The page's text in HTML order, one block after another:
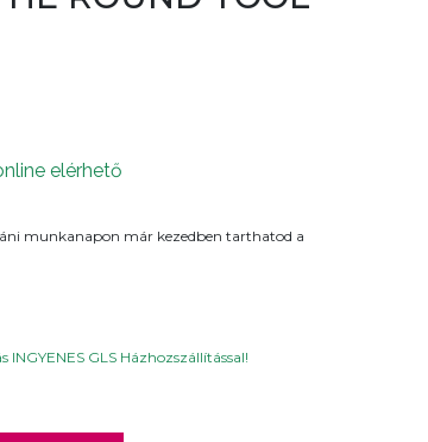
elérhető
munkanapon már kezedben tarthatod a
INGYENES GLS Házhozszállítással!